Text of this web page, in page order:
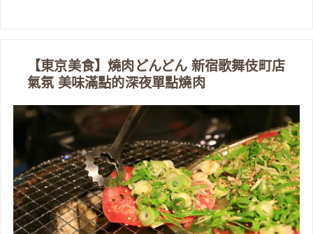
【東京美食】燒肉どんどん 新宿歌舞伎町店
氣氛 美味滿點的深夜單點燒肉